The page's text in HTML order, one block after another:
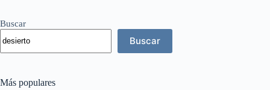
Buscar
Buscar
Más populares